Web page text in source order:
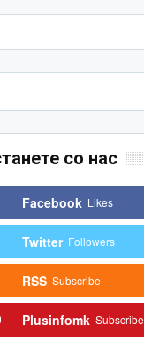
со нас
Facebook Likes
Twitter Followers
RSS Subscribe
Plusinfomk Subscribe